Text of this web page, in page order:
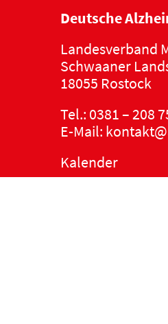
Deutsche
Landesverband
Schwaaner
18055 Rostock
Tel.: 0381 – 208
E-Mail:
Kalender